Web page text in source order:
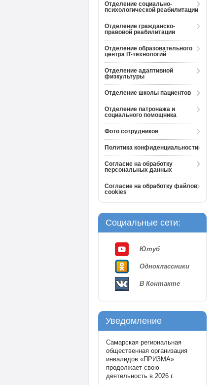
Отделение социально-
психологической реабилитации
Отделение гражданско-
правовой реабилитации
Отделение образовательного
центра IT-технологий
Отделение адаптивной
физкультуры
Отделение школы пациентов
Отделение патронажа и
социального помощника
Фото сотрудников
Политика конфиденциальности
Согласие на обработку
персональных данных
Согласие на обработку файлов
cookies
Социальные сети:
Ютуб
Одноклассники
В Контакте
Уведомление
Самарская региональная
общественная организация
инвалидов «ПРИЗМА»
продолжает свою
деятельность в 2026 г.